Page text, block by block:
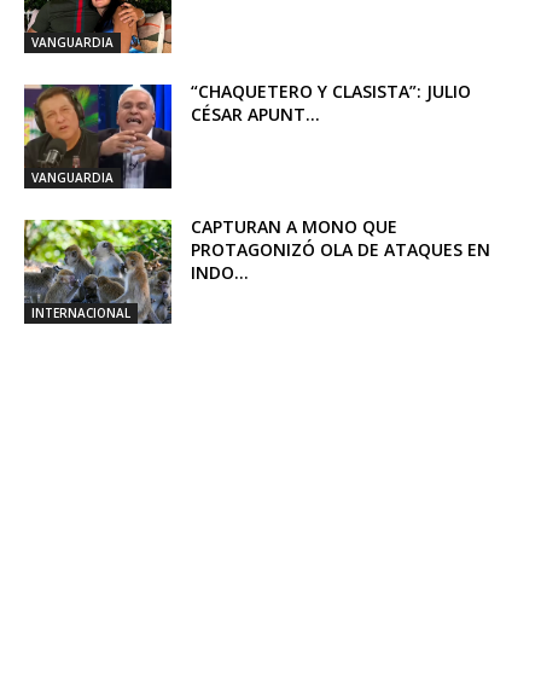
VANGUARDIA
VANGUARDIA
“CHAQUETERO Y CLASISTA”: JULIO
CÉSAR APUNT...
INTERNACIONAL
CAPTURAN A MONO QUE
PROTAGONIZÓ OLA DE ATAQUES EN
INDO...